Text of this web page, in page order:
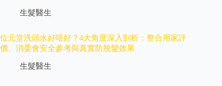
生髮醫生
位元堂洗頭水好唔好？4大角度深入剖析：整合用家評
價、消委會安全參考與真實防脫髮效果
生髮醫生